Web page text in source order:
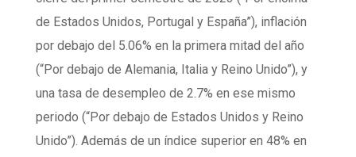
de Estados Unidos, Portugal y España”), inflación
por debajo del 5.06% en la primera mitad del año
(“Por debajo de Alemania, Italia y Reino Unido”), y
una tasa de desempleo de 2.7% en ese mismo
periodo (“Por debajo de Estados Unidos y Reino
Unido”). Además de un índice superior en 48% en